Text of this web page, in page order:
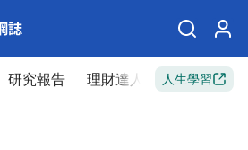
研究報告 理財達人 新手入門
人生學習